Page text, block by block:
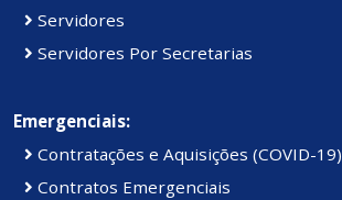
Servidores
Servidores Por Secretarias
Emergenciais:
Contratações e Aquisições (COVID-19)
Contratos Emergenciais